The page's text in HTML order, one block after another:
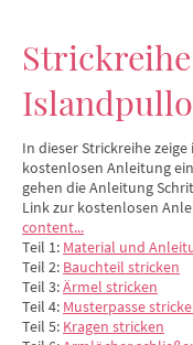
In dieser Strickreihe
kostenlosen Anleitung
gehen die Anleitung
Link zur kostenlosen
content...
Teil 1: Material und
Teil 2: Bauchteil stricken
Teil 3:Ärmel stricken
Teil 4: Musterpasse
Teil 5: Kragen stricken